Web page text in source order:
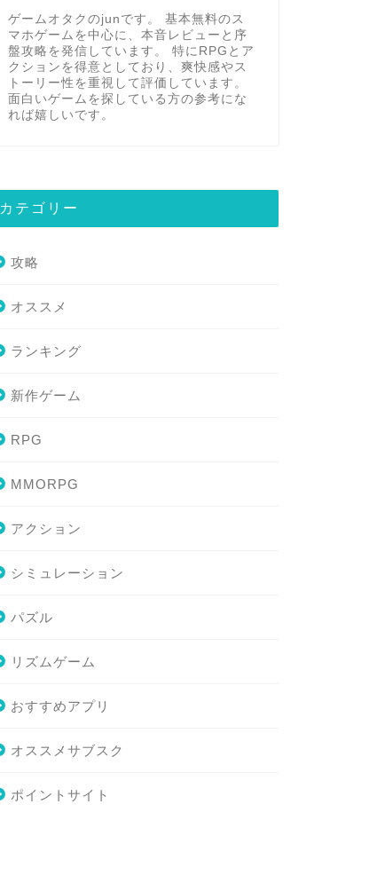
ゲームオタクのjunです。 基本無料のス
マホゲームを中心に、本音レビューと序
盤攻略を発信しています。 特にRPGとア
クションを得意としており、爽快感やス
トーリー性を重視して評価しています。
面白いゲームを探している方の参考にな
れば嬉しいです。
カテゴリー
攻略
オススメ
ランキング
新作ゲーム
RPG
MMORPG
アクション
シミュレーション
パズル
リズムゲーム
おすすめアプリ
オススメサブスク
ポイントサイト